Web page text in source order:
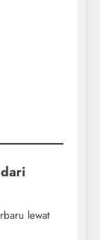
lewat